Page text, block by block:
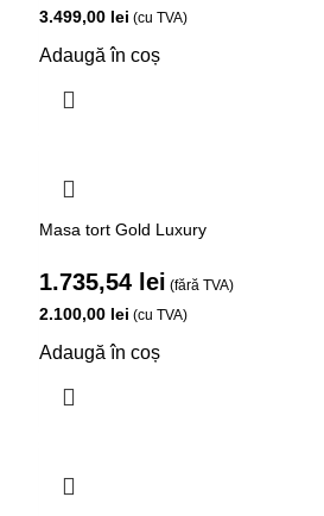
3.499,00 lei (cu TVA)
Adaugă în coș
Masa tort Gold Luxury
1.735,54 lei (fără TVA)
2.100,00 lei (cu TVA)
Adaugă în coș